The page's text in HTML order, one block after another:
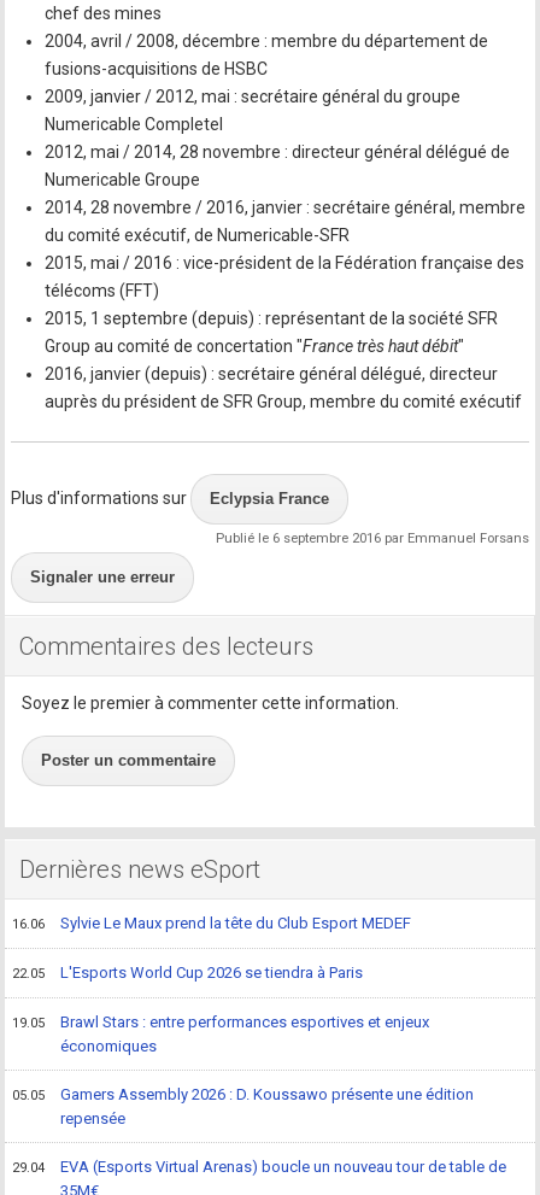
chef des mines
2004, avril / 2008, décembre : membre du département de
fusions-acquisitions de HSBC
2009, janvier / 2012, mai : secrétaire général du groupe
Numericable Completel
2012, mai / 2014, 28 novembre : directeur général délégué de
Numericable Groupe
2014, 28 novembre / 2016, janvier : secrétaire général, membre
du comité exécutif, de Numericable-SFR
2015, mai / 2016 : vice-président de la Fédération française des
télécoms (FFT)
2015, 1 septembre (depuis) : représentant de la société SFR
Group au comité de concertation "France très haut débit"
2016, janvier (depuis) : secrétaire général délégué, directeur
auprès du président de SFR Group, membre du comité exécutif
Plus d'informations sur Eclypsia France
Publié le 6 septembre 2016 par Emmanuel Forsans
Signaler une erreur
Commentaires des lecteurs
Soyez le premier à commenter cette information.
Poster un commentaire
Dernières news eSport
16.06 Sylvie Le Maux prend la tête du Club Esport MEDEF
22.05 L'Esports World Cup 2026 se tiendra à Paris
19.05
Brawl Stars : entre performances esportives et enjeux
économiques
05.05
Gamers Assembly 2026 : D. Koussawo présente une édition
repensée
29.04
EVA (Esports Virtual Arenas) boucle un nouveau tour de table de
35M€